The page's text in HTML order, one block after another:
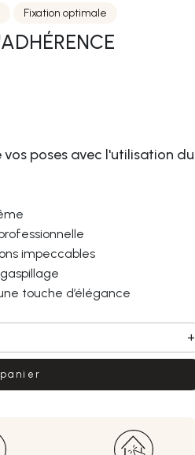
Fixation optimale
poses avec l'utilisation du
impeccables
touche d’élégance
+